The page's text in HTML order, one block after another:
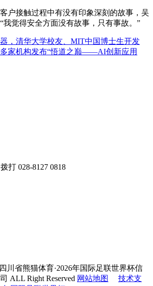
接触过程中有没有印象深刻的故事，吴
我觉得安全方面没有故事，只有事故。”
，清华大学校友、MIT中国博士生开发
家机构发布“悟道之巅——AI创新应用
打 028-8127 0818
川省熊猫体育·2026年国际足联世界杯信
ALL Right Reserved 网站地图
技术支